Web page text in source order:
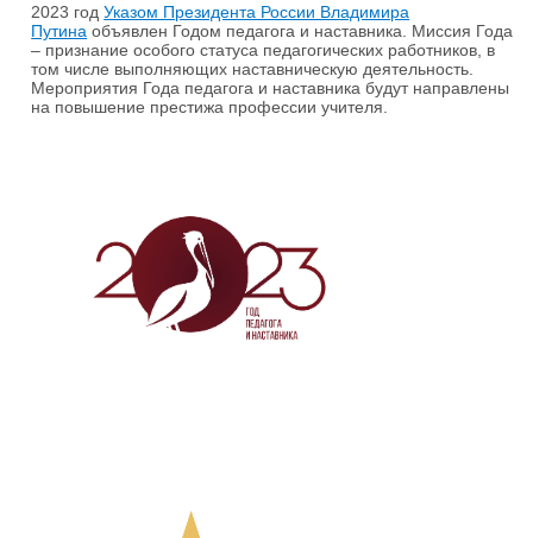
2023 годУказом Президента России Владимира
Путина объявлен Годом педагога и наставника. Миссия Года
– признание особого статуса педагогических работников, в
том числе выполняющих наставническую деятельность.
Мероприятия Года педагога и наставника будут направлены
на повышение престижа профессии учителя.